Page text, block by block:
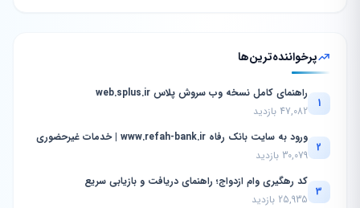
پرخواننده‌ترین‌ها
1
راهنمای کامل نسخه وب سروش پلاس web.splus.ir
47,082 بازدید
2
ورود به سایت بانک رفاه www.refah-bank.ir | خدمات غیرحضوری
30,079 بازدید
3
کد رهگیری وام ازدواج؛ راهنمای دریافت و بازیابی سریع
25,935 بازدید